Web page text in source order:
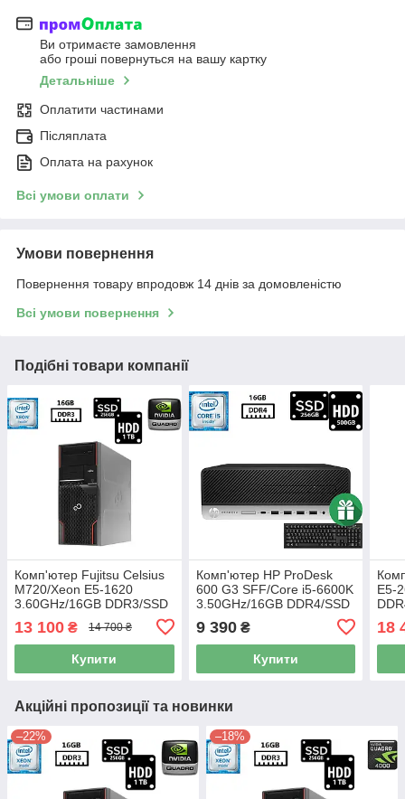
Ви отримаєте замовлення
або гроші повернуться на вашу картку
Детальніше
Оплатити частинами
Післяплата
Оплата на рахунок
Всі умови оплати
Умови повернення
Повернення товару впродовж 14 днів за домовленістю
Всі умови повернення
Подібні товари компанії
Комп'ютер Fujitsu Celsius
M720/Xeon E5-1620
3.60GHz/16GB DDR3/SSD
256GB+HDD 1TB/NVIDIA
Quadro K2000 2GB/500W
Б/В
13 100 ₴ 14 700 ₴
Купити
Комп'ютер HP ProDesk
600 G3 SFF/Core i5-6600K
3.50GHz/16GB DDR4/SSD
256GB+HDD 500GB/UHD
Graphics 530 Б/В +
Подарунок
9 390₴
Купити
E5-
18
Акційні пропозиції та новинки
–22% –18%